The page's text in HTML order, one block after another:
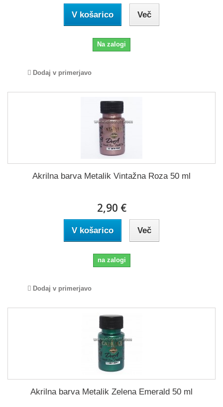
V košarico Več
Na zalogi
Dodaj v primerjavo
Akrilna barva Metalik Vintažna Roza 50 ml
2,90 €
V košarico Več
na zalogi
Dodaj v primerjavo
Akrilna barva Metalik Zelena Emerald 50 ml